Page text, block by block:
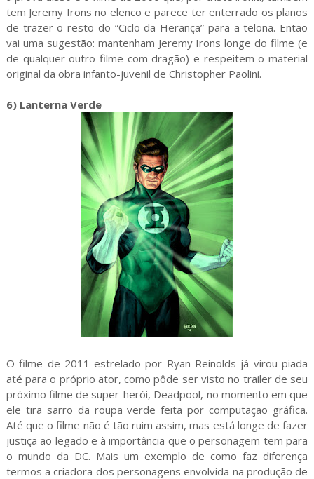
tem Jeremy Irons no elenco e parece ter enterrado os planos
de trazer o resto do “Ciclo da Herança” para a telona. Então
vai uma sugestão: mantenham Jeremy Irons longe do filme (e
de qualquer outro filme com dragão) e respeitem o material
original da obra infanto-juvenil de Christopher Paolini.
6) Lanterna Verde
O filme de 2011 estrelado por Ryan Reinolds já virou piada
até para o próprio ator, como pôde ser visto no trailer de seu
próximo filme de super-herói, Deadpool, no momento em que
ele tira sarro da roupa verde feita por computação gráfica.
Até que o filme não é tão ruim assim, mas está longe de fazer
justiça ao legado e à importância que o personagem tem para
o mundo da DC. Mais um exemplo de como faz diferença
termos a criadora dos personagens envolvida na produção de